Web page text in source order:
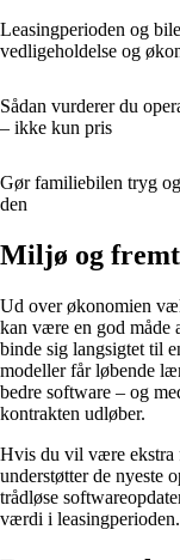
Leasingperioden og
vedligeholdelse og
Sådan vurderer du
– ikke kun pris
Gør familiebilen tryg
den
Miljø og
Ud over økonomien
kan være en god måde
binde sig langsigtet til
modeller får løbende
bedre software – og
kontrakten udløber.
Hvis du vil være ekstra
understøtter de nyeste
trådløse
værdi i leasingperioden.